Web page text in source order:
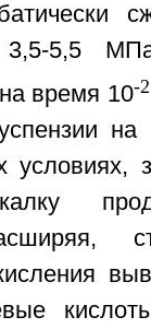
5,5
время 10-2
условиях,